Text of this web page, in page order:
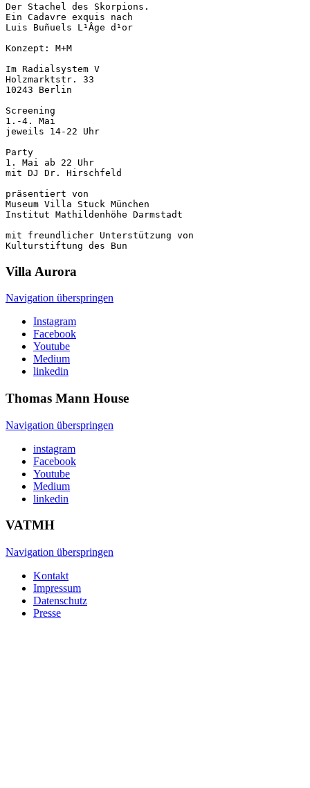
Der Stachel des Skorpions.
Ein Cadavre exquis nach
Luis Buñuels L¹Âge d¹or
Konzept: M+M
Im Radialsystem V
Holzmarktstr. 33
10243 Berlin
Screening
1.-4. Mai
jeweils 14-22 Uhr
Party
1. Mai ab 22 Uhr
mit DJ Dr. Hirschfeld
präsentiert von
Museum Villa Stuck München
Institut Mathildenhöhe Darmstadt
mit freundlicher Unterstützung von
Kulturstiftung des Bun
Villa Aurora
Navigation überspringen
Instagram
Facebook
Youtube
Medium
linkedin
Thomas Mann House
Navigation überspringen
instagram
Facebook
Youtube
Medium
linkedin
VATMH
Navigation überspringen
Kontakt
Impressum
Datenschutz
Presse